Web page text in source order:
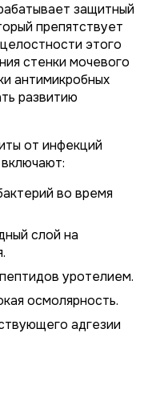
защитный
препятствует
этого
стенки мочевого
антимикробных
развитию
от инфекций
во время
слой на
уротелием.
осмолярность.
адгезии